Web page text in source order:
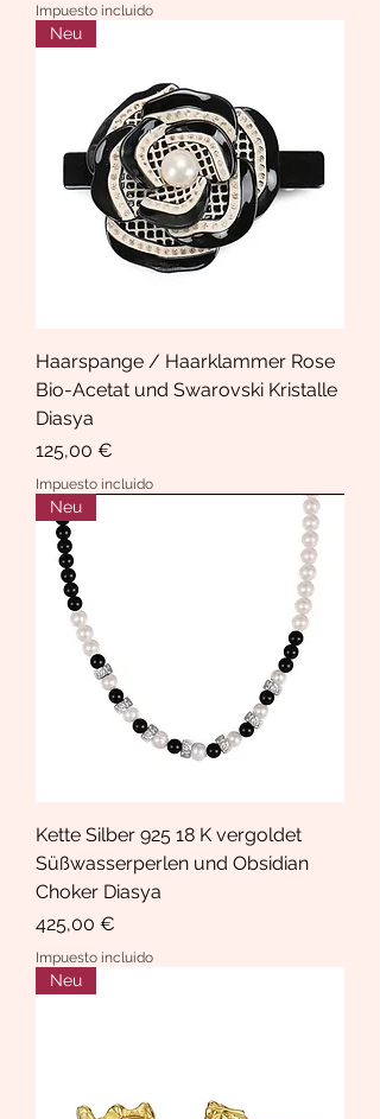
Impuesto incluido
Neu
Haarspange / Haarklammer Rose
Bio-Acetat und Swarovski Kristalle
Diasya
Precio
125,00 €
Impuesto incluido
Neu
Kette Silber 925 18 K vergoldet
Süßwasserperlen und Obsidian
Choker Diasya
Precio
425,00 €
Impuesto incluido
Neu